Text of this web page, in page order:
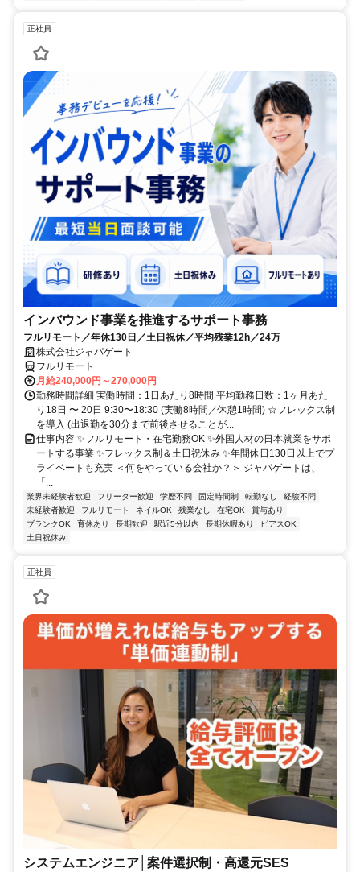
正社員
インバウンド事業を推進するサポート事務
フルリモート／年休130日／土日祝休／平均残業12h／24万
株式会社ジャパゲート
フルリモート
月給240,000円～270,000円
勤務時間詳細 実働時間：1日あたり8時間 平均勤務日数：1ヶ月あた
り18日 〜 20日 9:30〜18:30 (実働8時間／休憩1時間) ☆フレックス制
を導入 (出退勤を30分まで前後させることが...
仕事内容 ✨フルリモート・在宅勤務OK ✨外国人材の日本就業をサポ
ートする事業 ✨フレックス制＆土日祝休み ✨年間休日130日以上でプ
ライベートも充実 ＜何をやっている会社か？＞ ジャパゲートは、
「...
業界未経験者歓迎 フリーター歓迎 学歴不問 固定時間制 転勤なし
経験不問
未経験者歓迎
フルリモート ネイルOK 残業なし 在宅OK
賞与あり
ブランクOK
育休あり 長期歓迎 駅近5分以内 長期休暇あり
ピアスOK
土日祝休み
正社員
システムエンジニア│案件選択制・高還元SES